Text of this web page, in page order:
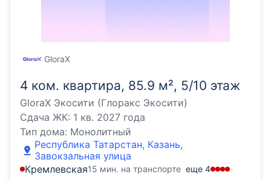
4 ком. квартира, 85.9 м², 5/10 этаж
GloraX Экосити (Глоракс Экосити)
Сдача ЖК: 1 кв. 2027 года
Тип дома: Монолитный
Республика Татарстан, Казань,
Завокзальная улица
Кремлевская15 мин. на транспорте еще 4
GloraX